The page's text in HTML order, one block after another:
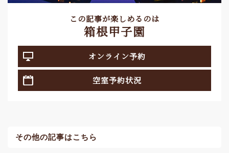
この記事が楽しめるのは
箱根甲子園
オンライン予約
空室予約状況
その他の記事はこちら